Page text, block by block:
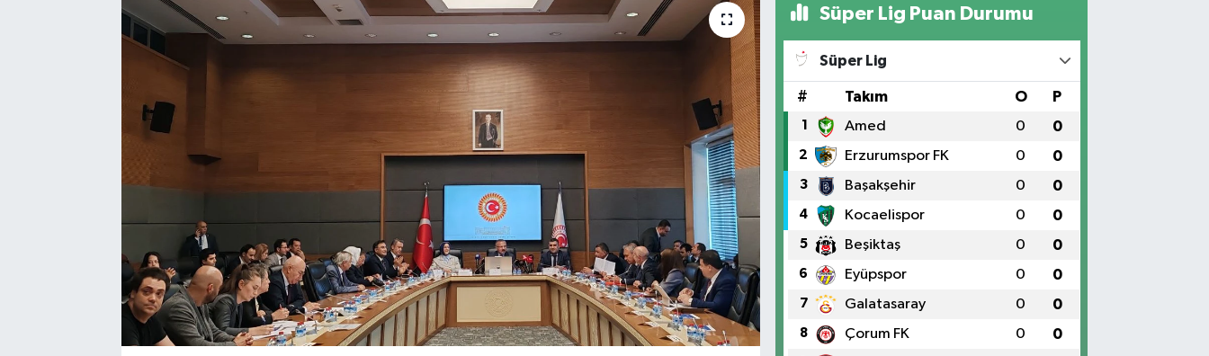
Süper Lig Puan Durumu
Süper Lig
# Takım O P
1 Amed 0 0
2 Erzurumspor FK 0 0
3 Başakşehir 0 0
4 Kocaelispor 0 0
5 Beşiktaş 0 0
6 Eyüpspor 0 0
7 Galatasaray 0 0
8 Çorum FK 0 0